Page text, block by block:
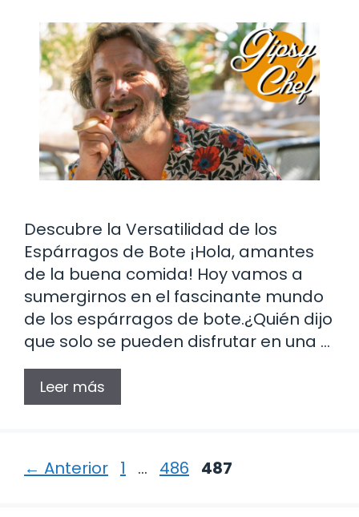
Descubre la Versatilidad de los
Espárragos de Bote ¡Hola, amantes
de la buena comida! Hoy vamos a
sumergirnos en el fascinante mundo
de los espárragos de bote.¿Quién dijo
que solo se pueden disfrutar en una …
Leer más
← Anterior Página
1 … Página
486 Página
487